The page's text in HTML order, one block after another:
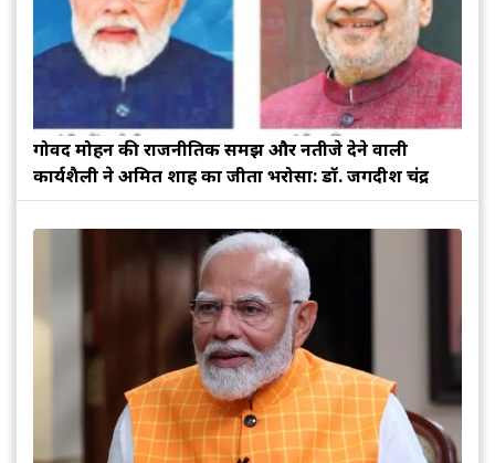
गोविंद मोहन की राजनीतिक समझ और नतीजे देने वाली
कार्यशैली ने अमित शाह का जीता भरोसा: डॉ. जगदीश चंद्र